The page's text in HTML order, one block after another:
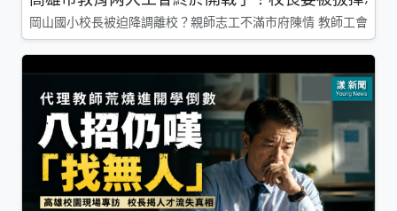
岡山國小校長被迫降調離校？親師志工不滿市府陳情 教師工會槓